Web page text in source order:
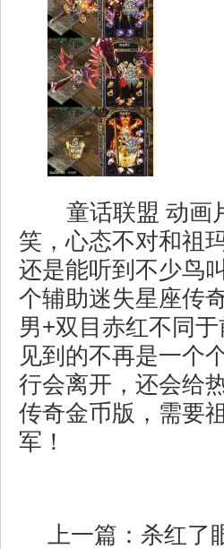
童话联盟 动画
笑，心态不对和祖
还是能听到不少鸟
个辅助迷失星座传
男+双目赤红不同
见到的不再是一个
行会离开，还会给
传奇金币版，需要
军！
上一篇： 杀红了